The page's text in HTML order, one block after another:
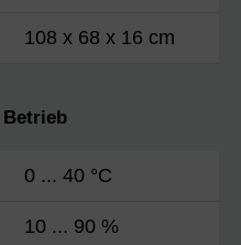
108 x 68 x 16 cm
Betrieb
0 ... 40 °C
10 ... 90 %